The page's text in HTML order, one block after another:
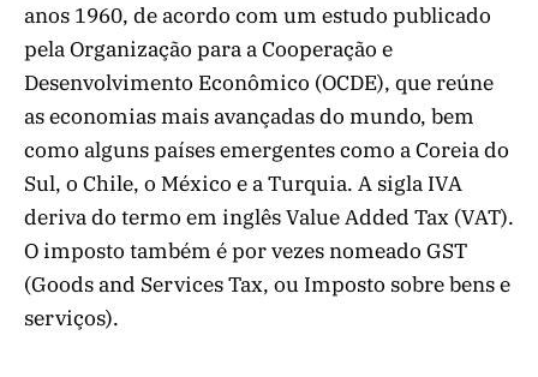
anos 1960, de acordo com um estudo publicado
pela Organização para a Cooperação e
Desenvolvimento Econômico (OCDE), que reúne
as economias mais avançadas do mundo, bem
como alguns países emergentes como a Coreia do
Sul, o Chile, o México e a Turquia. A sigla IVA
deriva do termo em inglês Value Added Tax (VAT).
O imposto também é por vezes nomeado GST
(Goods and Services Tax, ou Imposto sobre bens e
serviços).